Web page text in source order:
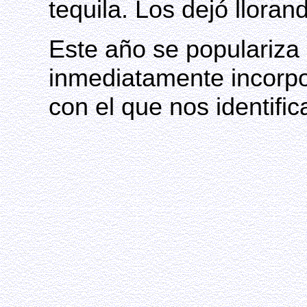
tequila. Los dejó
Este año se populariza
inmediatamente
con el que nos